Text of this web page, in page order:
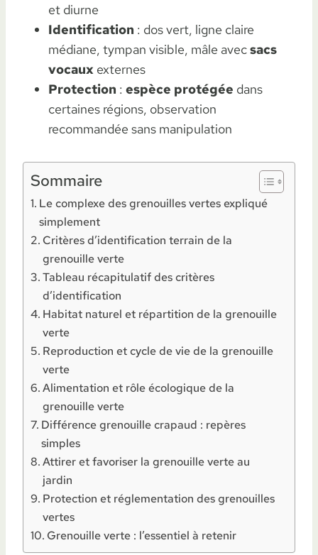
et diurne
Identification : dos vert, ligne claire
médiane, tympan visible, mâle avecsacs
vocaux externes
Protection : espèce protégée dans
certaines régions, observation
recommandée sans manipulation
Sommaire
Le complexe des grenouilles vertes expliqué
simplement
Critères d’identification terrain de la
grenouille verte
Tableau récapitulatif des critères
d’identification
Habitat naturel et répartition de la grenouille
verte
Reproduction et cycle de vie de la grenouille
verte
Alimentation et rôle écologique de la
grenouille verte
Différence grenouille crapaud : repères
simples
Attirer et favoriser la grenouille verte au
jardin
Protection et réglementation des grenouilles
vertes
Grenouille verte : l’essentiel à retenir